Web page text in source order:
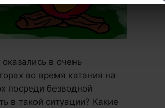
в очень
во время катания на
посреди безводной
в такой ситуации? Какие